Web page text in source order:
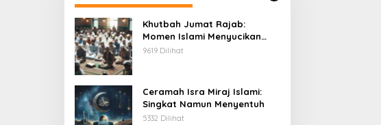
Khutbah Jumat Rajab:
Momen Islami Menyucikan
Hati
9619 Dilihat
Ceramah Isra Miraj Islami:
Singkat Namun Menyentuh
5332 Dilihat